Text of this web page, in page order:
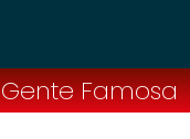
Gente Famosa